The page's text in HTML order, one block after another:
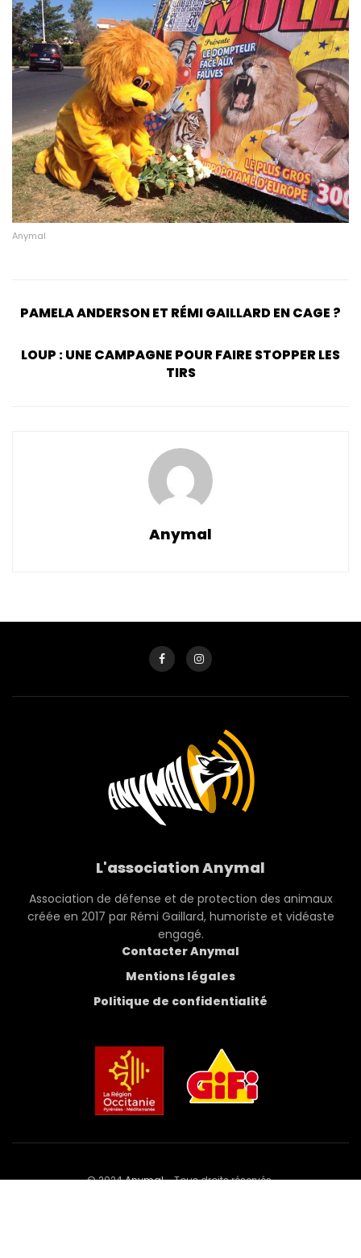
Anymal
PAMELA ANDERSON ET RÉMI GAILLARD EN CAGE ?
LOUP : UNE CAMPAGNE POUR FAIRE STOPPER LES
TIRS
Anymal
L'association Anymal
Association de défense et de protection des animaux
créée en 2017 par Rémi Gaillard, humoriste et vidéaste
engagé.
Contacter Anymal
Mentions légales
Politique de confidentialité
© 2024Anymal- Tous droits réservés.